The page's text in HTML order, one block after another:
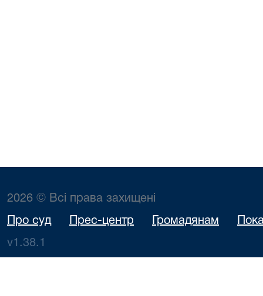
2026 © Всі права захищені
Про суд Прес-центр Громадянам
v1.38.1